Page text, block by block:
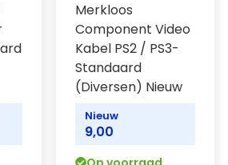
Merkloos
Component Video
Kabel PS2 / PS3-
Standaard
(Diversen) Nieuw
Nieuw
9,00